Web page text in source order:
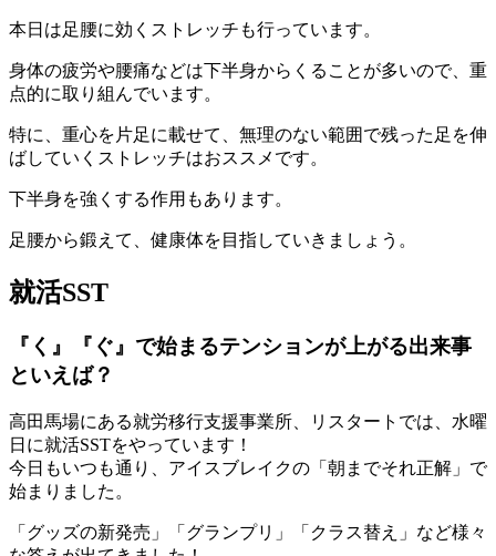
本日は足腰に効くストレッチも行っています。
身体の疲労や腰痛などは下半身からくることが多いので、重
点的に取り組んでいます。
特に、重心を片足に載せて、無理のない範囲で残った足を伸
ばしていくストレッチはおススメです。
下半身を強くする作用もあります。
足腰から鍛えて、健康体を目指していきましょう。
就活SST
『く』『ぐ』で始まるテンションが上がる出来事
といえば？
高田馬場にある就労移行支援事業所、リスタートでは、水曜
日に就活SSTをやっています！
今日もいつも通り、アイスブレイクの「朝までそれ正解」で
始まりました。
「グッズの新発売」「グランプリ」「クラス替え」など様々